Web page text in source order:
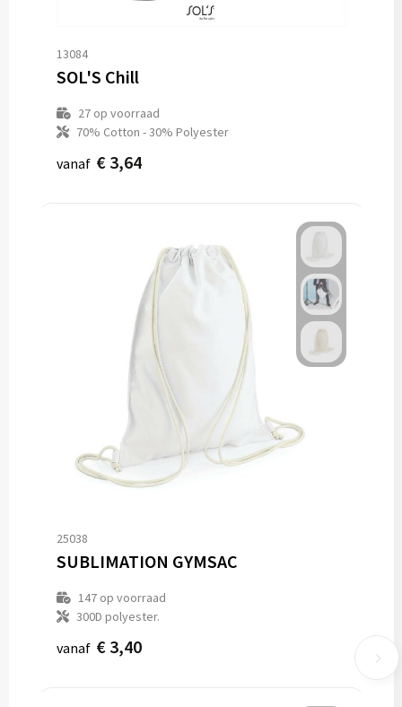
13084
SOL'S Chill
27op voorraad
70% Cotton - 30% Polyester
vanaf € 3,64
25038
SUBLIMATION GYMSAC
147op voorraad
300D polyester.
vanaf € 3,40